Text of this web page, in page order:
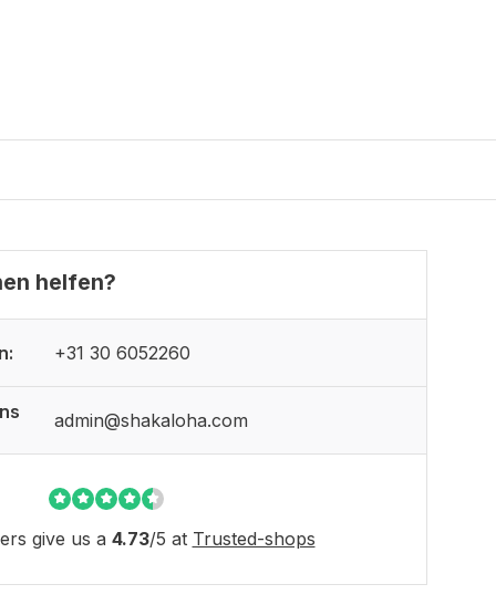
helfen?
+31 30 6052260
admin@shakaloha.com
give us a 4.73/5 at Trusted-shops